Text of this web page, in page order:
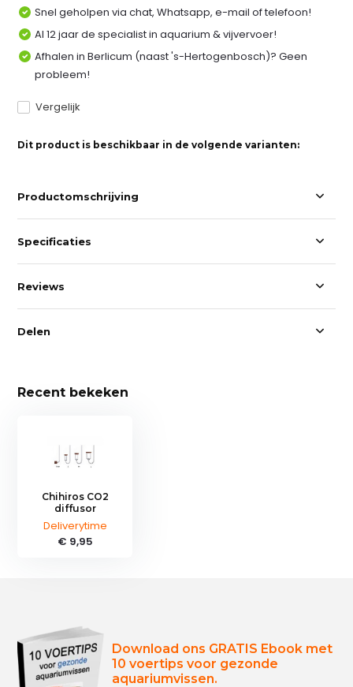
Snel geholpen via chat, Whatsapp, e-mail of telefoon!
Al 12 jaar de specialist in aquarium & vijvervoer!
Afhalen in Berlicum (naast 's-Hertogenbosch)? Geen
probleem!
Vergelijk
Dit product is beschikbaar in de volgende varianten:
Productomschrijving
Specificaties
Reviews
Delen
Recent bekeken
Chihiros CO2
diffusor
Deliverytime
€ 9,95
Download ons GRATIS Ebook met
10 voertips voor gezonde
aquariumvissen.